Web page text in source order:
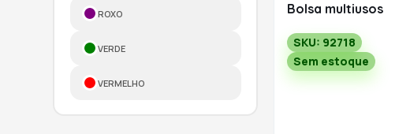
ROXO
VERDE
VERMELHO
Bolsa multiusos
SKU: 92718
Sem estoque